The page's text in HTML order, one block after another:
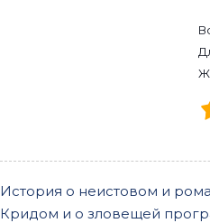
История о неистовом и
Кридом и о зловещей